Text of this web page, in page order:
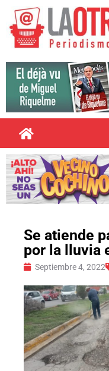
Se atiende
por la lluvia
Septiembre 4, 2022